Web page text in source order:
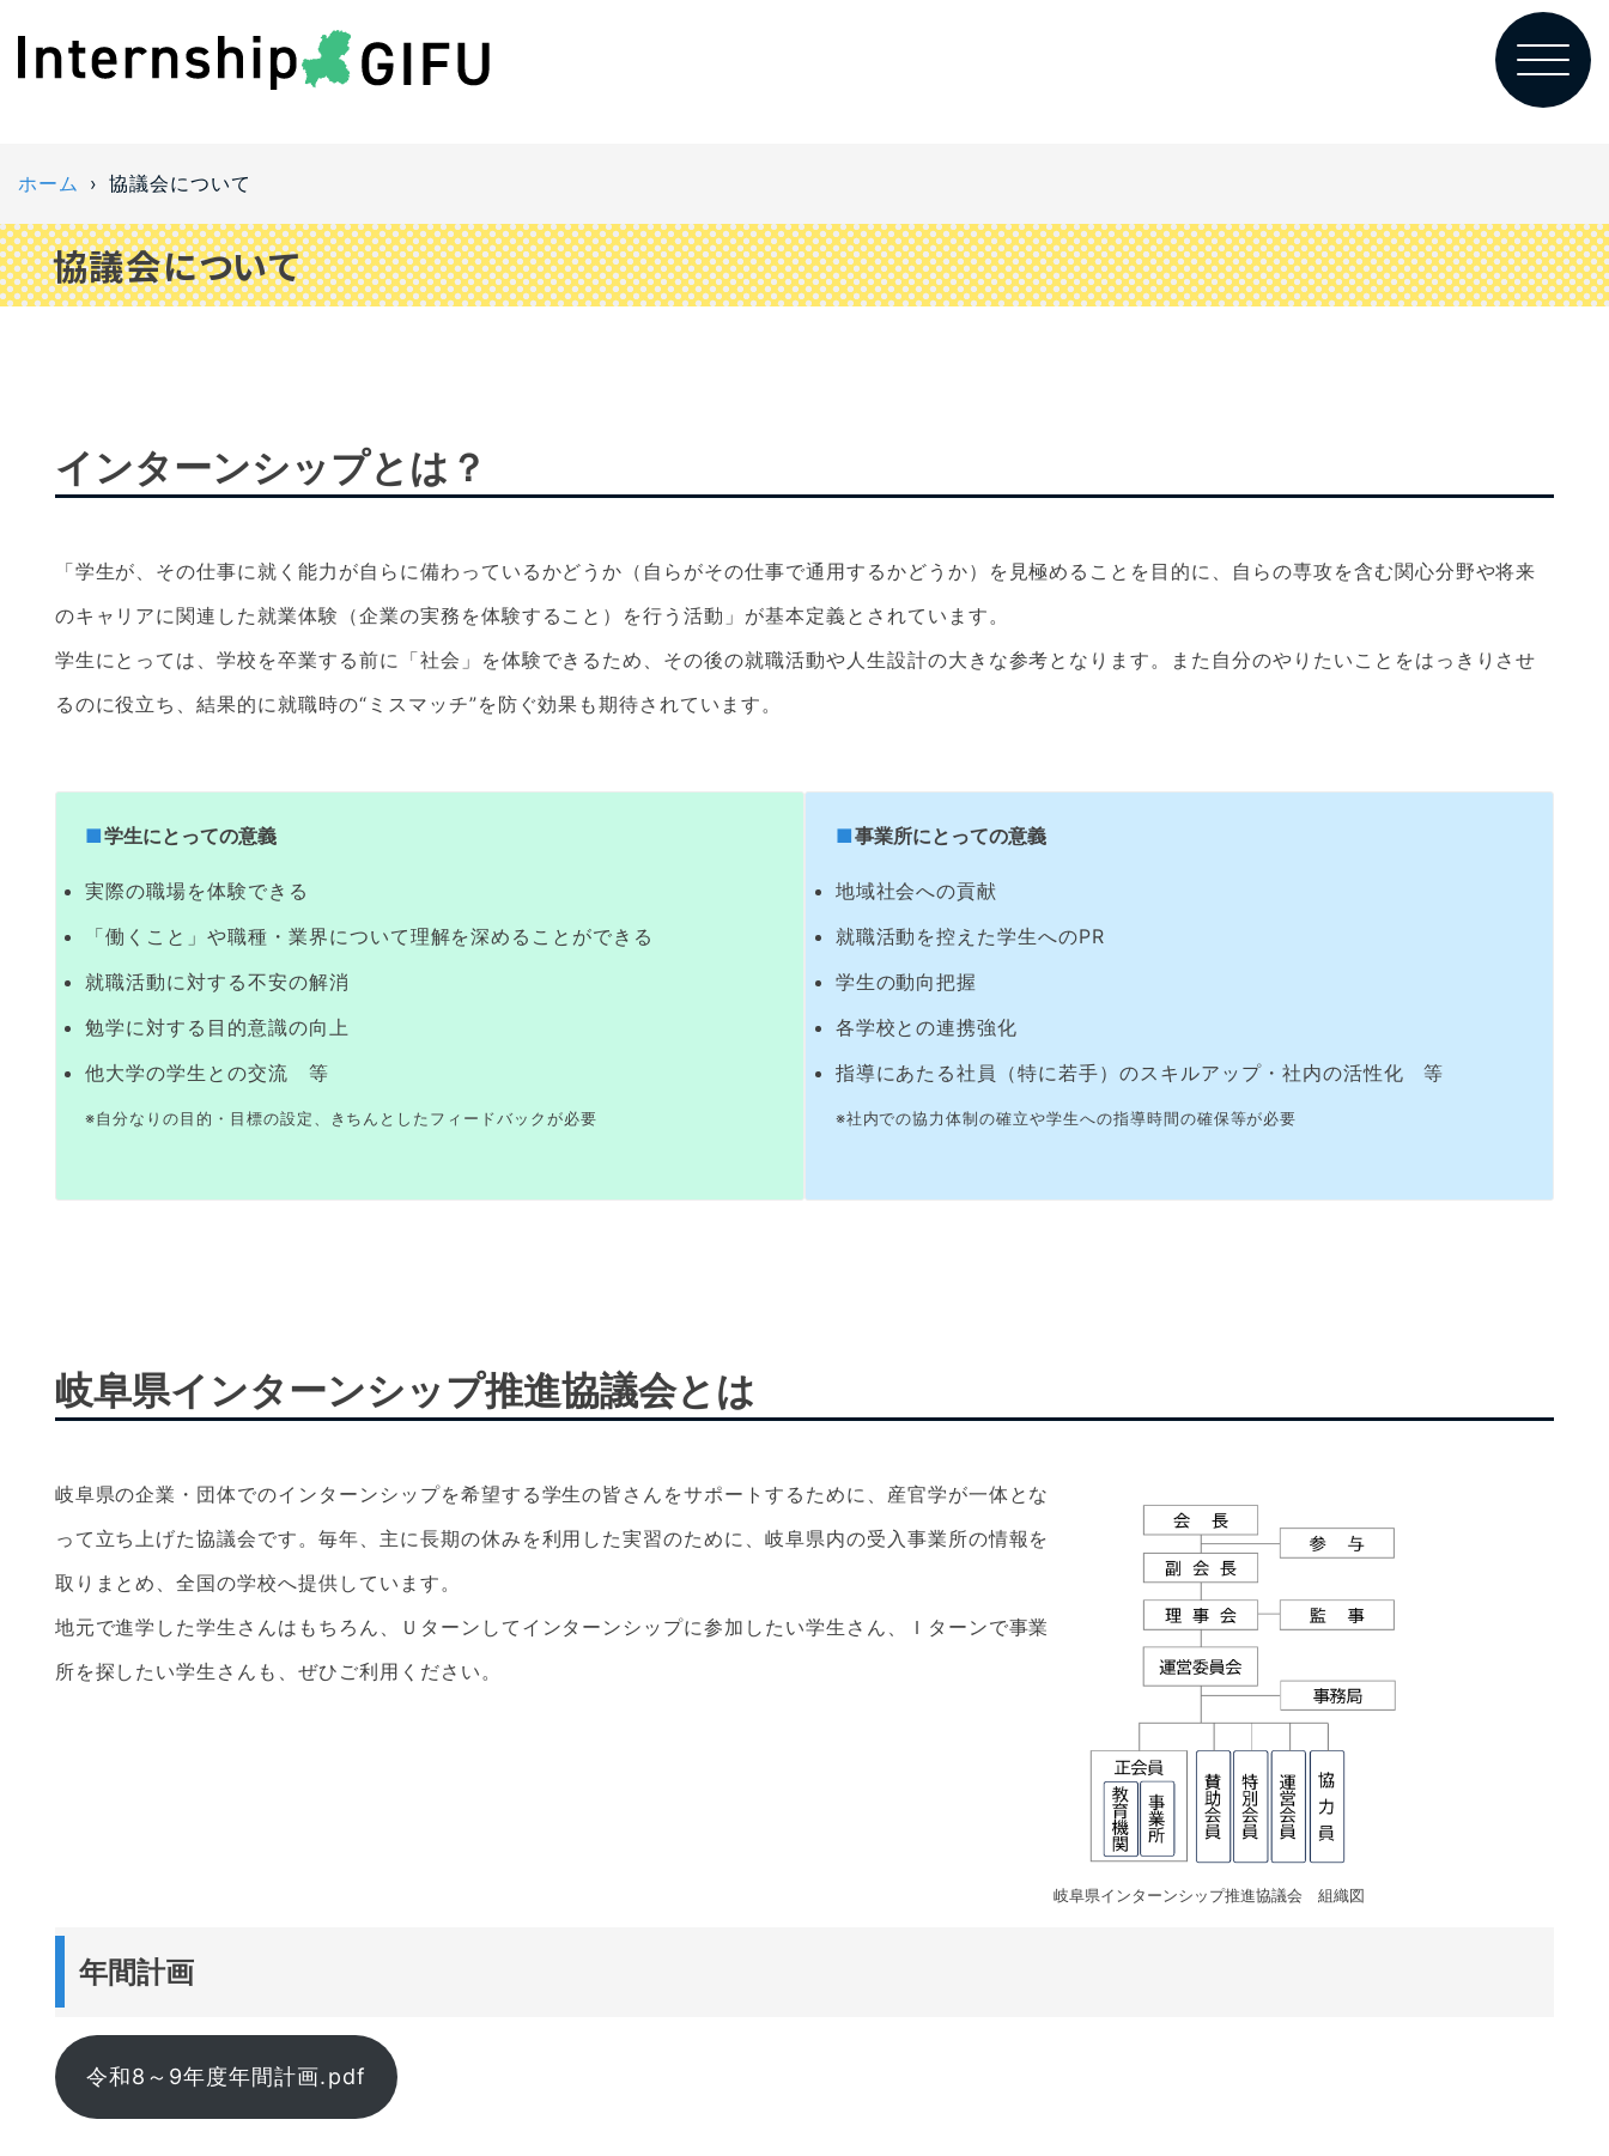
ホーム 協議会について
協議会について
インターンシップとは？
「学生が、その仕事に就く能力が自らに備わっているかどうか（自らがその仕事で通用するかどうか）を見極めることを目的に、自らの専攻を含む関心分野や将来
のキャリアに関連した就業体験（企業の実務を体験すること）を行う活動」が基本定義とされています。
学生にとっては、学校を卒業する前に「社会」を体験できるため、その後の就職活動や人生設計の大きな参考となります。また自分のやりたいことをはっきりさせ
るのに役立ち、結果的に就職時の“ミスマッチ”を防ぐ効果も期待されています。
学生にとっての意義
実際の職場を体験できる
「働くこと」や職種・業界について理解を深めることができる
就職活動に対する不安の解消
勉学に対する目的意識の向上
他大学の学生との交流 等
※自分なりの目的・目標の設定、きちんとしたフィードバックが必要
事業所にとっての意義
地域社会への貢献
就職活動を控えた学生へのPR
学生の動向把握
各学校との連携強化
指導にあたる社員（特に若手）のスキルアップ・社内の活性化 等
※社内での協力体制の確立や学生への指導時間の確保等が必要
岐阜県インターンシップ推進協議会とは
岐阜県の企業・団体でのインターンシップを希望する学生の皆さんをサポートするために、産官学が一体とな
って立ち上げた協議会です。毎年、主に長期の休みを利用した実習のために、岐阜県内の受入事業所の情報を
取りまとめ、全国の学校へ提供しています。
地元で進学した学生さんはもちろん、Ｕターンしてインターンシップに参加したい学生さん、Ｉターンで事業
所を探したい学生さんも、ぜひご利用ください。
岐阜県インターンシップ推進協議会 組織図
年間計画
令和8～9年度年間計画.pdf